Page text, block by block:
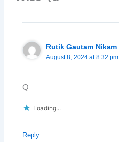
Rutik Gautam Nikam
August 8, 2024 at 8:32 pm
Q
Loading...
Reply